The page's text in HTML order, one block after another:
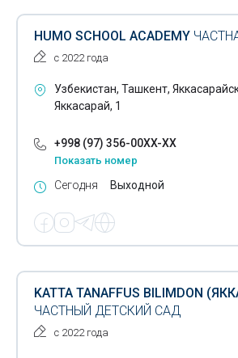
HUMO SCHOOL ACADEMY
с 2022 года
Узбекистан, Ташкент,
Яккасарай, 1
+998 (97) 356-00XX-XX
Показать номер
Сегодня Выходной
KATTA TANAFFUS BILIMDON
ЧАСТНЫЙ ДЕТСКИЙ САД
с 2022 года